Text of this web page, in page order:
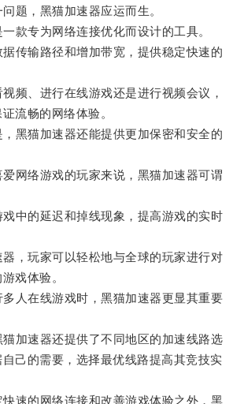
，黑猫加速器应运而生。
专为网络连接优化而设计的工具。
输路径和增加带宽，提供稳定快速的
、进行在线游戏还是进行视频会议，
流畅的网络体验。
猫加速器还能提供更加保密和安全的
络游戏的玩家来说，黑猫加速器可谓
的延迟和掉线现象，提高游戏的实时
玩家可以轻松地与全球的玩家进行对
戏体验。
在线游戏时，黑猫加速器更显其重要
速器还提供了不同地区的加速线路选
己的需要，选择最优线路提高其竞技实
的网络连接和改善游戏体验之外，黑